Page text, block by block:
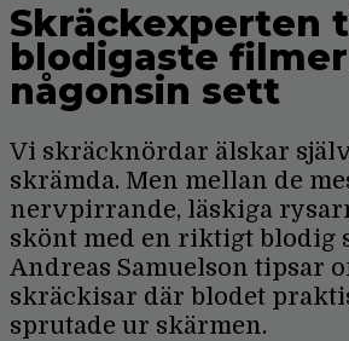
Skräckexperten
blodigaste
någonsin sett
Vi skräcknördar älskar
skrämda. Men mellan de
nervpirrande, läskiga
skönt med en riktigt blodig
Andreas Samuelson tipsar
skräckisar där blodet
sprutade ur skärmen.